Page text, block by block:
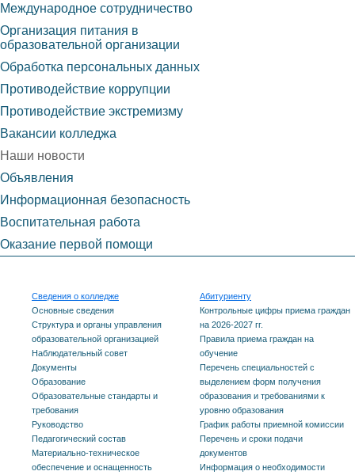
Международное сотрудничество
Организация питания в
образовательной организации
Обработка персональных данных
Противодействие коррупции
Противодействие экстремизму
Вакансии колледжа
Наши новости
Объявления
Информационная безопасность
Воспитательная работа
Оказание первой помощи
Сведения о колледже
Основные сведения
Структура и органы управления
образовательной организацией
Наблюдательный совет
Документы
Образование
Образовательные стандарты и
требования
Руководство
Педагогический состав
Материально-техническое
обеспечение и оснащенность
Абитуриенту
Контрольные цифры приема граждан
на 2026-2027 гг.
Правила приема граждан на
обучение
Перечень специальностей с
выделением форм получения
образования и требованиями к
уровню образования
График работы приемной комиссии
Перечень и сроки подачи
документов
Информация о необходимости